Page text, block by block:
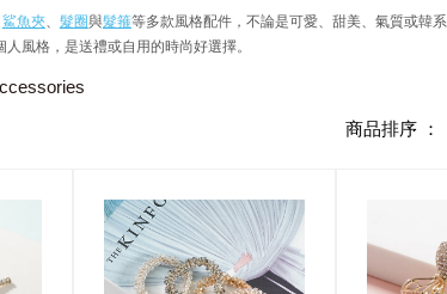
鯊魚夾、 髮圈與髮箍等多款風格配件，不論是可愛、甜美、氣質或韓
風格，是送禮或自用的時尚好選擇。
商品排序 ：